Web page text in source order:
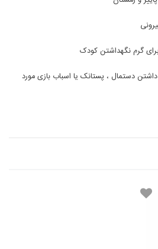
گرم نگهداشتن کودک
دستمال ، پستانک یا اسباب بازی مورد